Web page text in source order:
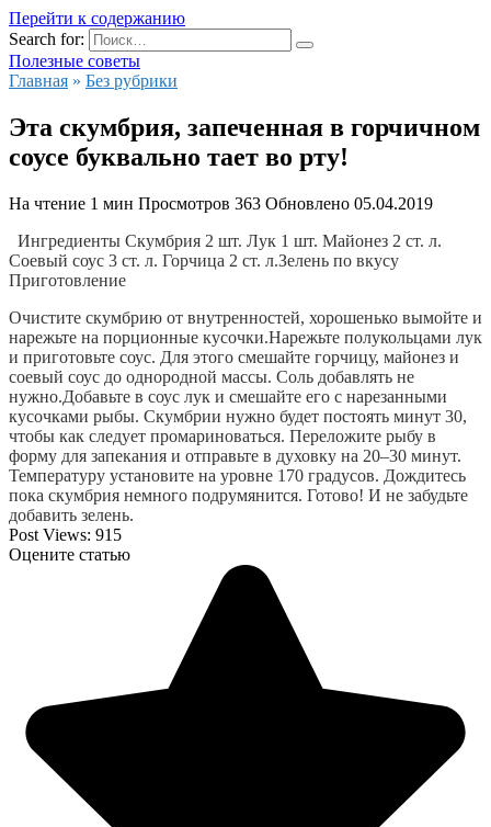
Перейти к содержанию
Search for:
Полезные советы
Главная » Без рубрики
Эта скумбрия, запеченная в горчичном
соусе буквально тает во рту!
На чтение 1 мин Просмотров 363 Обновлено 05.04.2019
Ингредиенты Скумбрия 2 шт. Лук 1 шт. Майонез 2 ст. л.
Приготовление
Очистите скумбрию от внутренностей, хорошенько вымойте и
нарежьте на порционные кусочки.Нарежьте полукольцами лук
и приготовьте соус. Для этого смешайте горчицу, майонез и
соевый соус до однородной массы. Соль добавлять не
нужно.Добавьте в соус лук и смешайте его с нарезанными
кусочками рыбы. Скумбрии нужно будет постоять минут 30,
чтобы как следует промариноваться. Переложите рыбу в
форму для запекания и отправьте в духовку на 20–30 минут.
Температуру установите на уровне 170 градусов. Дождитесь
пока скумбрия немного подрумянится. Готово! И не забудьте
добавить зелень.
Post Views: 915
Оцените статью